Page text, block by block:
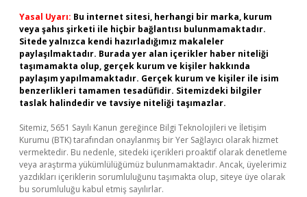
Yasal Uyarı: Bu internet sitesi, herhangi bir marka, kurum
veya şahıs şirketi ile hiçbir bağlantısı bulunmamaktadır.
Sitede yalnızca kendi hazırladığımız makaleler
paylaşılmaktadır. Burada yer alan içerikler haber niteliği
taşımamakta olup, gerçek kurum ve kişiler hakkında
paylaşım yapılmamaktadır. Gerçek kurum ve kişiler ile isim
benzerlikleri tamamen tesadüfidir. Sitemizdeki bilgiler
taslak halindedir ve tavsiye niteliği taşımazlar.
Sitemiz, 5651 Sayılı Kanun gereğince Bilgi Teknolojileri ve İletişim
Kurumu (BTK) tarafından onaylanmış bir Yer Sağlayıcı olarak hizmet
vermektedir. Bu nedenle, sitedeki içerikleri proaktif olarak denetleme
veya araştırma yükümlülüğümüz bulunmamaktadır. Ancak, üyelerimiz
yazdıkları içeriklerin sorumluluğunu taşımakta olup, siteye üye olarak
bu sorumluluğu kabul etmiş sayılırlar.